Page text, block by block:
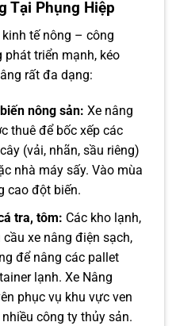
Tại Phụng Hiệp
tế nông – công
triển mạnh, kéo
rất đa dạng:
nông sản: Xe nâng
thuê để bốc xếp các
(vải, nhãn, sầu riêng)
nhà máy sấy. Vào mùa
cao đột biến.
tra, tôm: Các kho lạnh,
xe nâng điện sạch,
để nâng các pallet
lạnh. Xe Nâng
phục vụ khu vực ven
công ty thủy sản.